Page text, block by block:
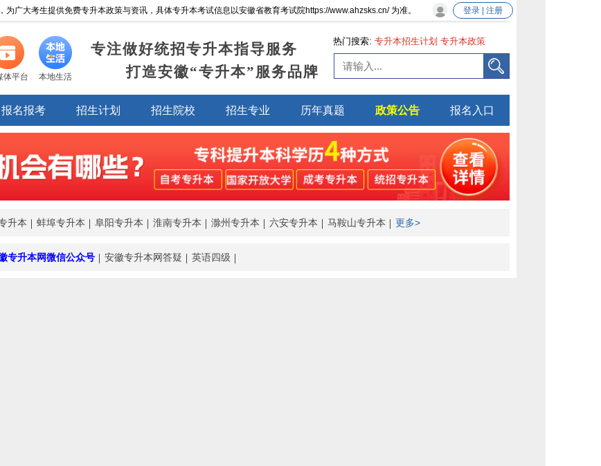
为广大考生提供免费专升本政策与资讯，具体专升本考试信息以安徽省教育考试院https://www.ahzsks.cn/ 为准。 登录 | 注册
体平台 本地生活
专注做好统招专升本指导服务
打造安徽“专升本”服务品牌
热门搜索: 专升本招生计划 专升本政策
报名报考 招生计划 招生院校 招生专业 历年真题 政策公告 报名入口
升本 蚌埠专升本 阜阳专升本 淮南专升本 滁州专升本 六安专升本 马鞍山专升本 更多>
专升本网微信公众号 安徽专升本网答疑 英语四级